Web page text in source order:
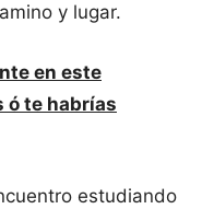
y lugar.
en este
ó te habrías
estudiando